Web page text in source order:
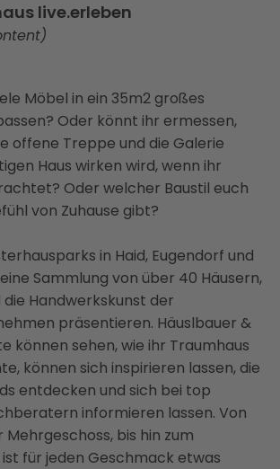
live.erleben
Möbel in ein 35m2 großes
Oder könnt ihr ermessen,
offene Treppe und die Galerie
Haus wirken wird, wenn ihr
Oder welcher Baustil euch
von Zuhause gibt?
in Haid, Eugendorf und
Sammlung von über 40 Häusern,
die Handwerkskunst der
präsentieren. Häuslbauer &
können sehen, wie ihr Traumhaus
können sich inspirieren lassen, die
entdecken und sich bei top
informieren lassen. Von
Mehrgeschoss, bis hin zum
ist für jeden Geschmack etwas